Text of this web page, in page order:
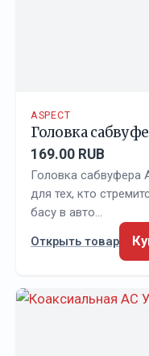
ASPECT
Головка
169.00 RUB
Головка сабвуфера
для тех, кто
басу в авто…
Открыть товар